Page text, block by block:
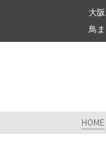
大
鳥
HOME